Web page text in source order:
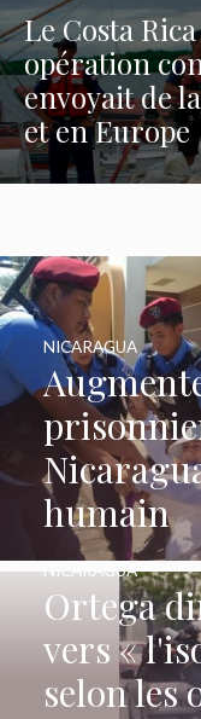
Le Costa
opération
envoyait de
et en Europe
humain
NICARAGUA
Ortega
vers «
selon les
NICARAGUA